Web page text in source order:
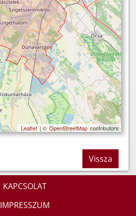
Leaflet| © OpenStreetMap contributors
Vissza
KAPCSOLAT
IMPRESSZUM